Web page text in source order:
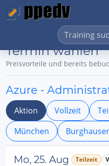
Termin wählen
Preisvorteile und bereits
Azure -
Aktion Vollzeit
München
Mo, 25. Aug Teilzeit